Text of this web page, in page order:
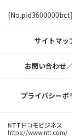
[No.pid3600000bct]
サイトマッ
お問い合わせ
プライバシーポ
NTTドコモビジネス
https://www.ntt.com/